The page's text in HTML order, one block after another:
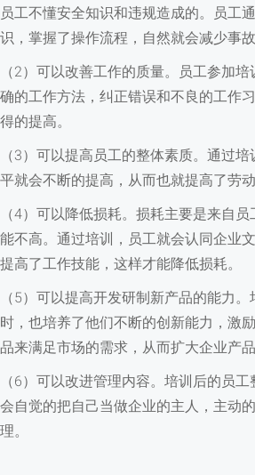
员工不懂安全知识和违规造成的。员工
识，掌握了操作流程，自然就会减少事故
（2）可以改善工作的质量。员工参加
确的工作方法，纠正错误和不良的工作
得的提高。
（3）可以提高员工的整体素质。通过
平就会不断的提高，从而也就提高了劳动
（4）可以降低损耗。损耗主要是来自
能不高。通过培训，员工就会认同企业
提高了工作技能，这样才能降低损耗。
（5）可以提高开发研制新产品的能力
时，也培养了他们不断的创新能力，激
品来满足市场的需求，从而扩大企业产品
（6）可以改进管理内容。培训后的员
会自觉的把自己当做企业的主人，主动
理。